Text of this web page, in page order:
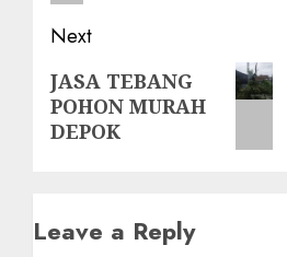
Next
Next
post:
JASA TEBANG
POHON MURAH
DEPOK
Leave a Reply